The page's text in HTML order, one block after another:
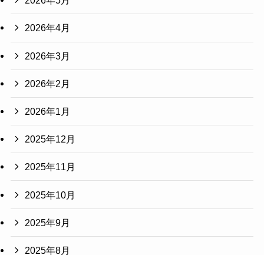
2026年4月
2026年3月
2026年2月
2026年1月
2025年12月
2025年11月
2025年10月
2025年9月
2025年8月